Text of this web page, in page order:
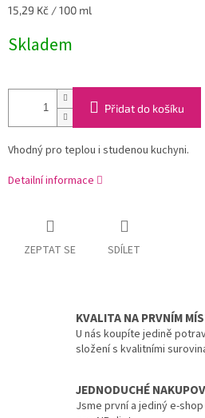
Měrná
15,29 Kč / 100 ml
Skladem
Přidat do košíku
Vhodný pro teplou i studenou kuchyni.
Detailní informace
ZEPTAT SE SDÍLET
KVALITA NA PRVNÍM
U nás koupíte jedině
složení s kvalitními
JEDNODUCHÉ
Jsme první a jediný e-